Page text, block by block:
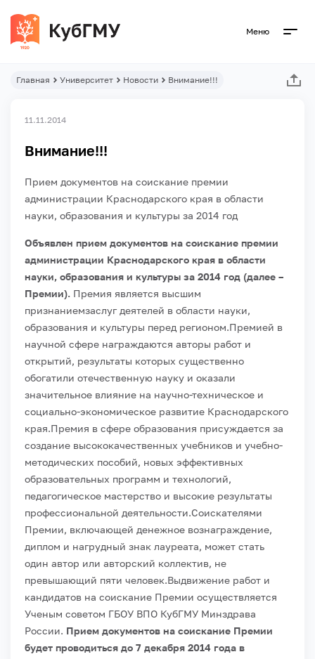
Меню
Главная Университет Новости Внимание!!!
11.11.2014
Внимание!!!
Прием документов на соискание премии
администрации Краснодарского края в области
науки, образования и культуры за 2014 год
Объявлен прием документов на соискание премии
администрации Краснодарского края в области
науки, образования и культуры за 2014 год (далее –
Премии). Премия является высшим
признаниемзаслуг деятелей в области науки,
образования и культуры перед регионом.Премией в
научной сфере награждаются авторы работ и
открытий, результаты которых существенно
обогатили отечественную науку и оказали
значительное влияние на научно-техническое и
социально-экономическое развитие Краснодарского
края.Премия в сфере образования присуждается за
создание высококачественных учебников и учебно-
методических пособий, новых эффективных
образовательных программ и технологий,
педагогическое мастерство и высокие результаты
профессиональной деятельности.Соискателями
Премии, включающей денежное вознаграждение,
диплом и нагрудный знак лауреата, может стать
один автор или авторский коллектив, не
превышающий пяти человек.Выдвижение работ и
кандидатов на соискание Премии осуществляется
Ученым советом ГБОУ ВПО КубГМУ Минздрава
России. Прием документов на соискание Премии
будет проводиться до 7 декабря 2014 года в